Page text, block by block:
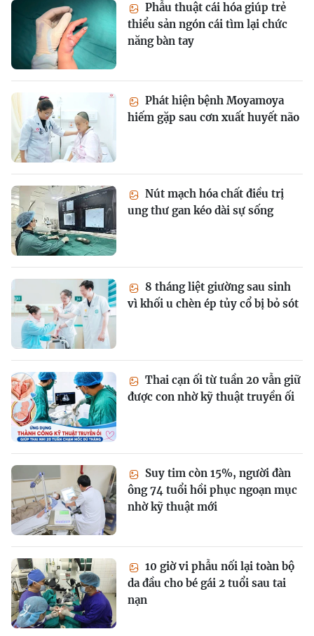
Phẫu thuật cái hóa giúp trẻ
thiểu sản ngón cái tìm lại chức
năng bàn tay
Phát hiện bệnh Moyamoya
hiếm gặp sau cơn xuất huyết não
Nút mạch hóa chất điều trị
ung thư gan kéo dài sự sống
8 tháng liệt giường sau sinh
vì khối u chèn ép tủy cổ bị bỏ sót
Thai cạn ối từ tuần 20 vẫn giữ
được con nhờ kỹ thuật truyền ối
Suy tim còn 15%, người đàn
ông 74 tuổi hồi phục ngoạn mục
nhờ kỹ thuật mới
10 giờ vi phẫu nối lại toàn bộ
da đầu cho bé gái 2 tuổi sau tai
nạn